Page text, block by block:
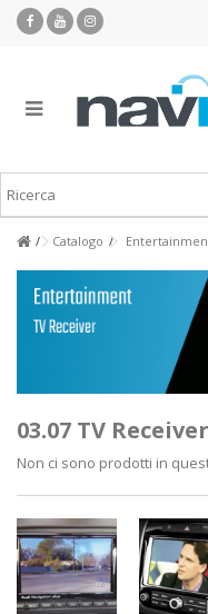
Catalogo
03.07 TV Receiver
Non ci sono prodotti in